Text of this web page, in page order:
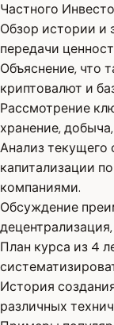
Частного
Обзор истории и
передачи
Объяснение, что
криптовалют и
Рассмотрение
хранение,
Анализ текущего
капитализации
компаниями.
Обсуждение
План курса из 4
История
различных